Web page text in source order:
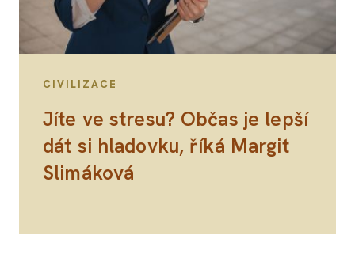
CIVILIZACE
Jíte ve stresu? Občas je lepší
dát si hladovku, říká Margit
Slimáková